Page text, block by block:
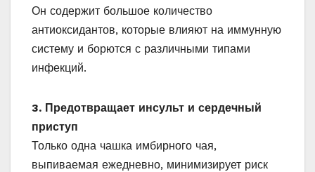
Он содержит большое количество
антиоксидантов, которые влияют на иммунную
систему и борются с различными типами
инфекций.
3. Предотвращает инсульт и сердечный
приступ
Только одна чашка имбирного чая,
выпиваемая ежедневно, минимизирует риск